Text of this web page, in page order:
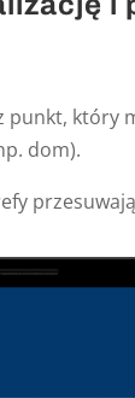
punkt, który
dom).